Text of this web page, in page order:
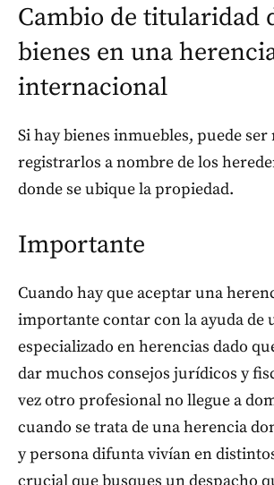
Cambio de titularidad
bienes en una
internacional
Si hay bienes inmuebles, puede ser
registrarlos a nombre de los
donde se ubique la propiedad.
Importante
Cuando hay que aceptar una
importante contar con la ayuda de
especializado en herencias dado
dar muchos consejos jurídicos y
vez otro profesional no llegue a
cuando se trata de una herencia
y persona difunta vivían en
crucial que busques un despacho